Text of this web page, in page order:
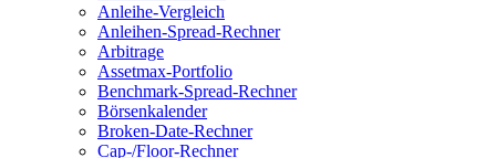
Anleihe-Vergleich
Anleihen-Spread-Rechner
Arbitrage
Assetmax-Portfolio
Benchmark-Spread-Rechner
Börsenkalender
Broken-Date-Rechner
Cap-/Floor-Rechner